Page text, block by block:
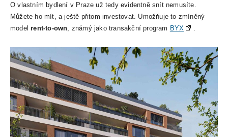
O vlastním bydlení v Praze už tedy evidentně snít nemusíte.
Můžete ho mít, a ještě přitom investovat. Umožňuje to zmíněný
modelrent-to-own , známý jako transakční program BYX